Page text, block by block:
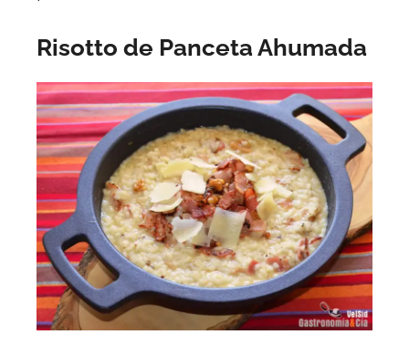
Risotto de Panceta Ahumada